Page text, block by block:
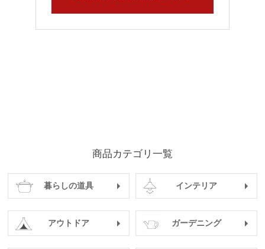
商品カテゴリ一覧
暮らしの道具 インテリア
アウトドア ガーデニング